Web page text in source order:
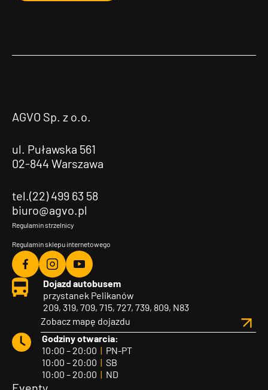
AGVO Sp. z o.o.
ul. Puławska 561
02-844 Warszawa
tel.(22) 499 63 58
biuro@agvo.pl
Regulamin strzelnicy
Regulamin sklepu internetowego
Agvo
Facebook
Agvo
Instagram
Agvo
YouTube
Dojazd autobusem
przystanek Pelikanów
209, 319, 709, 715, 727, 739, 809, N83
Zobacz mapę dojazdu
Godziny otwarcia:
10:00 – 20:00 | PN-PT
10:00 – 20:00 | SB
10:00 – 20:00 | ND